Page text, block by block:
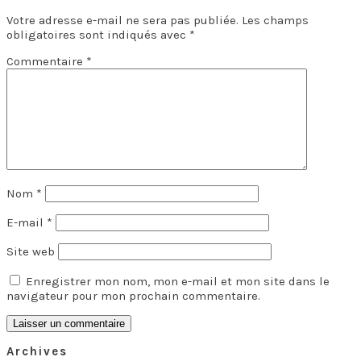
Votre adresse e-mail ne sera pas publiée. Les champs
obligatoires sont indiqués avec *
Commentaire *
Nom *
E-mail *
Site web
Enregistrer mon nom, mon e-mail et mon site dans le
navigateur pour mon prochain commentaire.
Archives